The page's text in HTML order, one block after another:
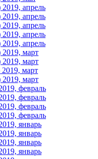
апрель
апрель
апрель
апрель
апрель
март
март
март
март
февраль
февраль
февраль
февраль
январь
январь
январь
январь